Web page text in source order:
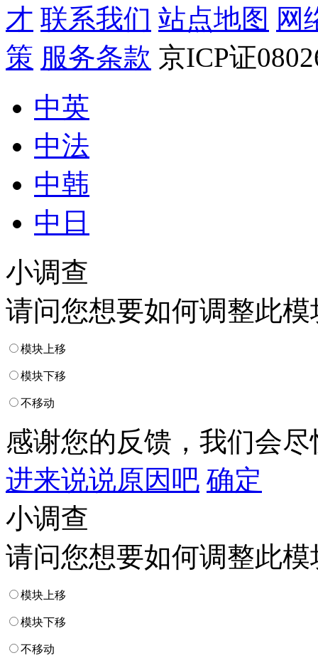
才 联系我们 站点地图 网
策 服务条款 京ICP证
中英
中法
中韩
中日
小调查
请问您想要如何调整此模
模块上移
模块下移
不移动
感谢您的反馈，我们会
进来说说原因吧 确定
小调查
请问您想要如何调整此模
模块上移
模块下移
不移动